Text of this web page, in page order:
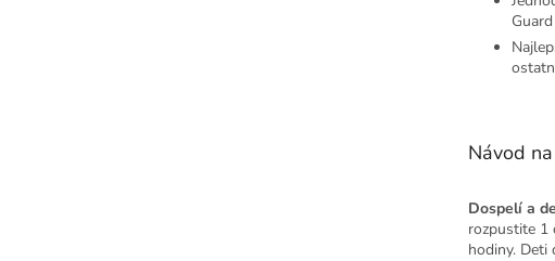
Návod
Dospelí a
rozpustite 1
hodiny. Deti